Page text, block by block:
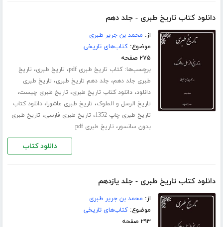
دانلود کتاب تاریخ طبری - جلد دهم
از: محمد بن جریر طبری
موضوع:کتاب‌های تاریخی
۲۷۵ صفحه
برچسب‌ها:کتاب تاریخ طبری pdf ، تاریخ طبری، تاریخ
طبری جلد ‌دهم، جلد دهم تاریخ طبری، تاریخ طبری
دانلود،دانلود کتاب تاریخ طبری، تاریخ طبری چیست،
تاریخ الرسل و الملوک، تاریخ طبری عاشورا،دانلود کتاب
تاریخ طبری چاپ 1352
، تاریخ طبری فارسی، تاریخ طبری
بدون سانسور، تاریخ طبری pdf
دانلود کتاب
دانلود کتاب تاریخ طبری - جلد یازدهم
از: محمد بن جریر طبری
موضوع:کتاب‌های تاریخی
۲۹۳ صفحه